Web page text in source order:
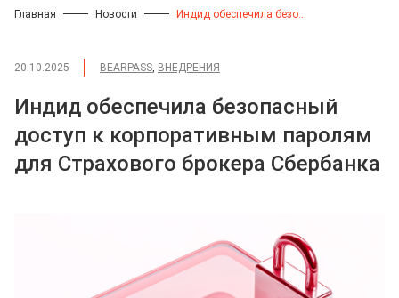
Главная Новости
20.10.2025 BEARPASS ВНЕДРЕНИЯ
Индид обеспечила безопасный
доступ к корпоративным паролям
для Страхового брокера Сбербанка